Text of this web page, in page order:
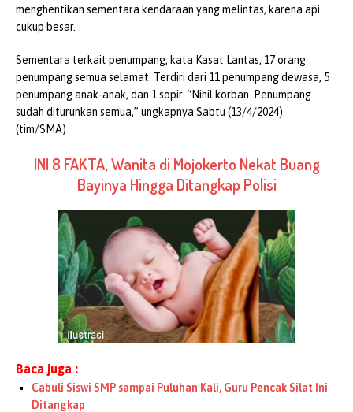
menghentikan sementara kendaraan yang melintas, karena api
cukup besar.
Sementara terkait penumpang, kata Kasat Lantas, 17 orang
penumpang semua selamat. Terdiri dari 11 penumpang dewasa, 5
penumpang anak-anak, dan 1 sopir. “Nihil korban. Penumpang
sudah diturunkan semua,” ungkapnya Sabtu (13/4/2024).
(tim/SMA)
INI 8 FAKTA, Wanita di Mojokerto Nekat Buang
Bayinya Hingga Ditangkap Polisi
Baca juga :
Cabuli Siswi SMP sampai Puluhan Kali, Guru Pencak Silat Ini
Ditangkap